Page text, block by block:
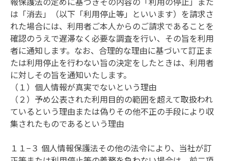
は「消去」（以下「利用停止等」といいます）を請求さ
れた場合には、利用者ご本人からのご請求であることを
確認のうえで遅滞なく必要な調査を行い、その旨を利用
者に通知します。なお、合理的な理由に基づいて訂正ま
たは利用停止を行わない旨の決定をしたときは、利用者
に対しその旨を通知いたします。
（１）個人情報が真実でないという理由
（２）予め公表された利用目的の範囲を超えて取扱われ
ているという理由または偽りその他不正の手段により収
集されたものであるという理由
１１−３ 個人情報保護法その他の法令により、当社が訂